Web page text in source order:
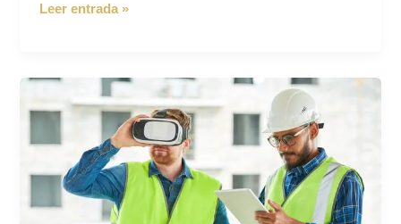
Reformar
cuánto
reducir
factura
energética
en
Leer entrada »